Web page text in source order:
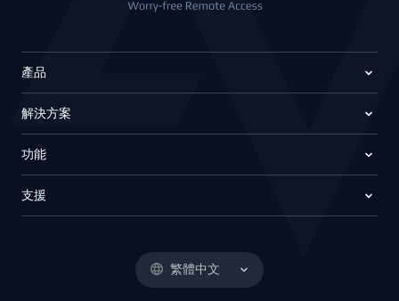
繁體中文
產品
解決方案
功能
支援